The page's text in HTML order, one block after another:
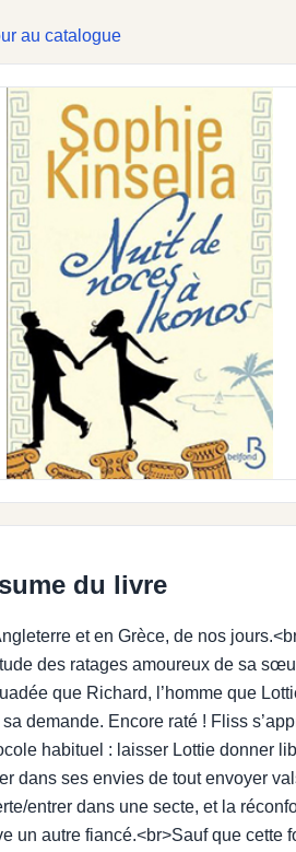
au catalogue
du livre
et en Grèce, de nos
des ratages amoureux de sa
que Richard, l’homme que
demande. Encore raté ! Fliss
habituel : laisser Lottie donner
dans ses envies de tout envoyer
entrer dans une secte, et la
un autre fiancé.<br>Sauf que cette